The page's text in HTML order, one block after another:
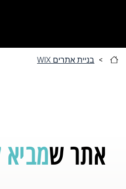
> בניית אתרים WIX
אתר שמביא